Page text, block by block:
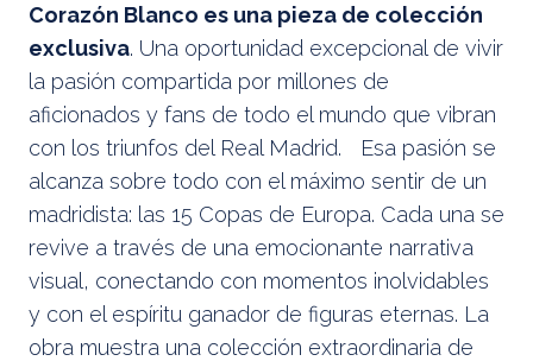
Corazón Blanco es una pieza de colección
exclusiva. Una oportunidad excepcional de vivir
la pasión compartida por millones de
aficionados y fans de todo el mundo que vibran
con los triunfos del Real Madrid. Esa pasión se
alcanza sobre todo con el máximo sentir de un
madridista: las 15 Copas de Europa. Cada una se
revive a través de una emocionante narrativa
visual, conectando con momentos inolvidables
y con el espíritu ganador de figuras eternas. La
obra muestra una colección extraordinaria de